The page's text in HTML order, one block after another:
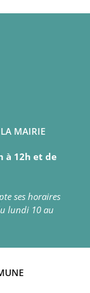
LA MAIRIE
à 12h et de
ses horaires
lundi 10 au